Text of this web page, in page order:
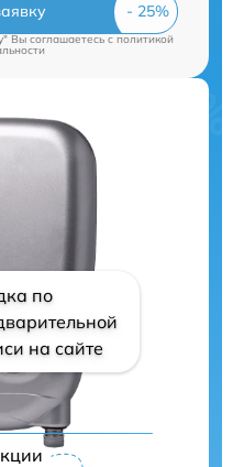
Вы соглашаетесь cполитикой
по
на сайте